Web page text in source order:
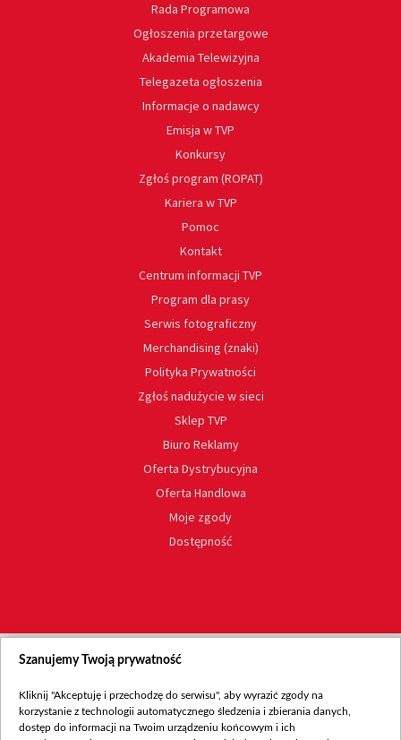
Rada Programowa
Ogłoszenia przetargowe
Akademia Telewizyjna
Telegazeta ogłoszenia
Informacje o nadawcy
Emisja w TVP
Konkursy
Zgłoś program (ROPAT)
Kariera w TVP
Pomoc
Kontakt
Centrum informacji TVP
Program dla prasy
Serwis fotograficzny
Merchandising (znaki)
Polityka Prywatności
Zgłoś nadużycie w sieci
Sklep TVP
Biuro Reklamy
Oferta Dystrybucyjna
Oferta Handlowa
Moje zgody
Dostępność
Szanujemy Twoją prywatność
Kliknij "Akceptuję i przechodzę do serwisu", aby wyrazić zgody na
korzystanie z technologii automatycznego śledzenia i zbierania danych,
dostęp do informacji na Twoim urządzeniu końcowym i ich